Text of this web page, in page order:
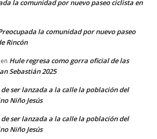
la comunidad por nuevo paseo ciclista en
la comunidad por nuevo paseo
Rincón
en Hule regresa como gorra oficial de las
Sebastián 2025
ser lanzada a la calle la población del
Niño Jesús
ser lanzada a la calle la población del
Niño Jesús